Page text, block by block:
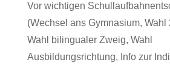
Vor wichtigen
(Wechsel ans Gymnasium, Wahl
Wahl bilingualer Zweig, Wahl
Ausbildungsrichtung, Info zur